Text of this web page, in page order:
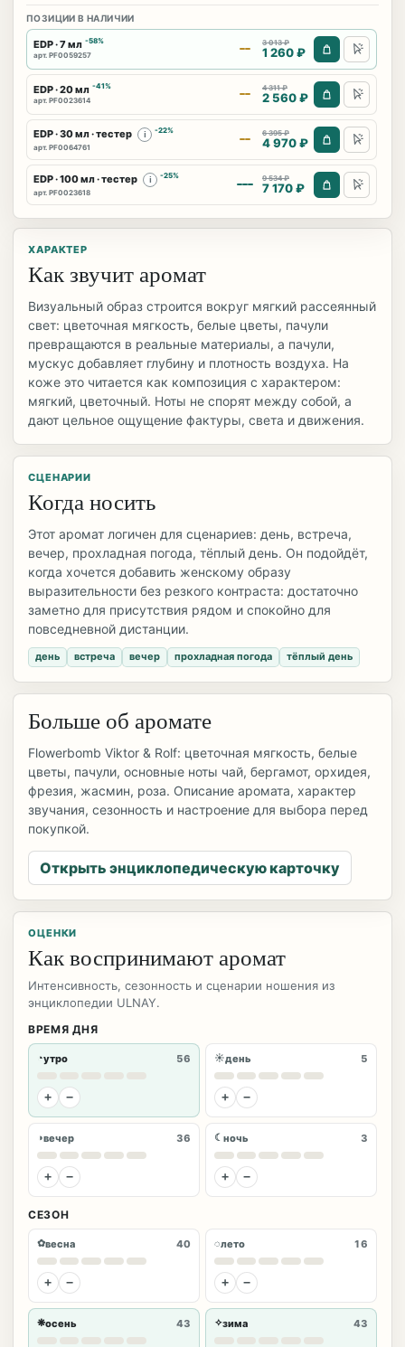
ПОЗИЦИИ В НАЛИЧИИ
EDP · 7 мл -58%
арт. PF0059257
3 013 ₽
1 260 ₽
EDP · 20 мл -41%
арт. PF0023614
4 311 ₽
2 560 ₽
EDP · 30 мл · тестер i
-22%
арт. PF0064761
6 395 ₽
4 970 ₽
EDP · 100 мл · тестер i
-25%
арт. PF0023618
9 534 ₽
7 170 ₽
ХАРАКТЕР
Как звучит аромат
Визуальный образ строится вокруг мягкий рассеянный
свет: цветочная мягкость, белые цветы, пачули
превращаются в реальные материалы, а пачули,
мускус добавляет глубину и плотность воздуха. На
коже это читается как композиция с характером:
мягкий, цветочный. Ноты не спорят между собой, а
дают цельное ощущение фактуры, света и движения.
СЦЕНАРИИ
Когда носить
Этот аромат логичен для сценариев: день, встреча,
вечер, прохладная погода, тёплый день. Он подойдёт,
когда хочется добавить женскому образу
выразительности без резкого контраста: достаточно
заметно для присутствия рядом и спокойно для
повседневной дистанции.
день встреча вечер прохладная погода тёплый день
Больше об аромате
Flowerbomb Viktor & Rolf: цветочная мягкость, белые
цветы, пачули, основные ноты чай, бергамот, орхидея,
фрезия, жасмин, роза. Описание аромата, характер
звучания, сезонность и настроение для выбора перед
покупкой.
Открыть энциклопедическую карточку
ОЦЕНКИ
Как воспринимают аромат
Интенсивность, сезонность и сценарии ношения из
энциклопедии ULNAY.
ВРЕМЯ ДНЯ
◔утро 56
+ −
☀день 5
+ −
◑вечер 36
+ −
☾ ночь 3
+ −
СЕЗОН
✿весна 40
+ −
◌лето 16
+ −
❋осень 43 ✧зима 43